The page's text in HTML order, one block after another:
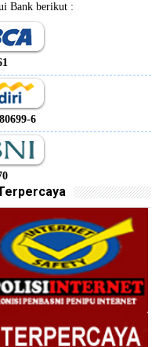
Bank berikut :
6